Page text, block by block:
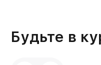
Будьте в